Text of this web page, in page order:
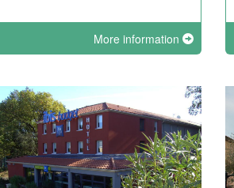
More information